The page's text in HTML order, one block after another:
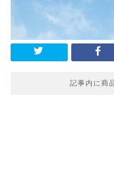
記事内に商